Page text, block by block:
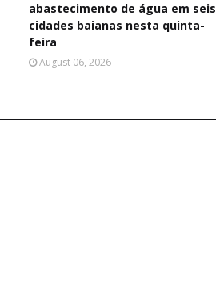
abastecimento de água em seis
cidades baianas nesta quinta-
feira
August 06, 2026